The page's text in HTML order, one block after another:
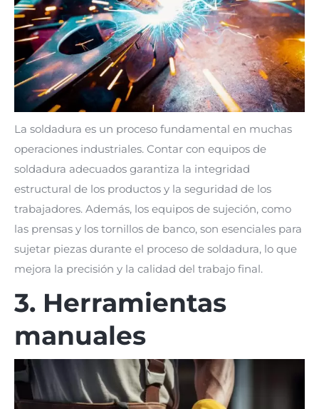
La soldadura es un proceso fundamental en muchas
operaciones industriales. Contar con equipos de
soldadura adecuados garantiza la integridad
estructural de los productos y la seguridad de los
trabajadores. Además, los equipos de sujeción, como
las prensas y los tornillos de banco, son esenciales para
sujetar piezas durante el proceso de soldadura, lo que
mejora la precisión y la calidad del trabajo final.
3. Herramientas
manuales